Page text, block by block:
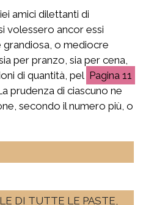
amici dilettanti di
volessero ancor essi
o mediocre
per pranzo, sia per cena,
di quantità, pel
11
prudenza di ciascuno ne
secondo il numero più, o
DI TUTTE LE PASTE,